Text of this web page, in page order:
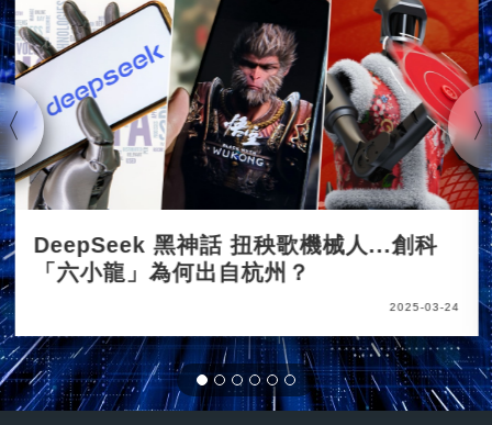
DeepSeek 黑神話 扭秧歌機械人...創科
「六小龍」為何出自杭州？
2025-03-24